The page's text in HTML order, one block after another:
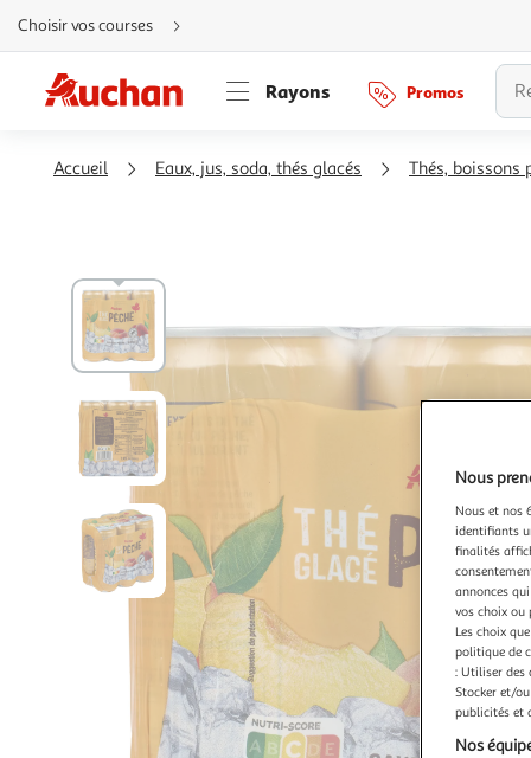
Aller
directement
au
Aller
directement
à
Aller
directement
rubrique
Choisir vos courses
Rayons Promos
Accueil Eaux, jus, soda, thés glacés Thés, boissons
Nous
Nous et nos
identifiants
finalités
annonces
vos choix ou
Les choix
politique de
: Utiliser des
Stocker et/
publicités et
Nos